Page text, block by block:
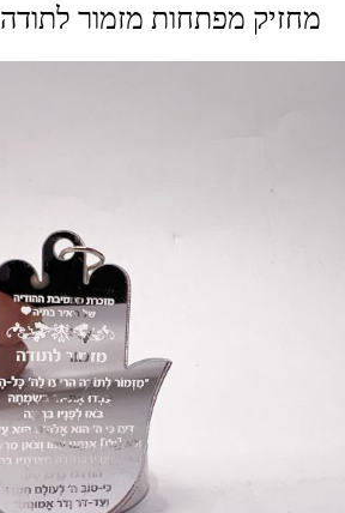
מחזיק מפתחות מזמור